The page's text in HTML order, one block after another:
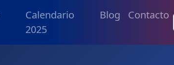
Calendario
2025
Blog Contacto